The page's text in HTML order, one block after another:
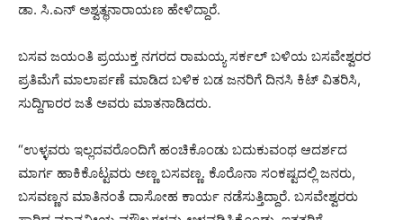
ಡಾ. ಸಿ.ಎನ್‌ ಅಶ್ವತ್ಥನಾರಾಯಣ ಹೇಳಿದ್ದಾರೆ.
ಬಸವ ಜಯಂತಿ ಪ್ರಯುಕ್ತ ನಗರದ ರಾಮಯ್ಯ ಸರ್ಕಲ್‌ ಬಳಿಯ ಬಸವೇಶ್ವರರ
ಪ್ರತಿಮೆಗೆ ಮಾಲಾರ್ಪಣೆ ಮಾಡಿದ ಬಳಿಕ ಬಡ ಜನರಿಗೆ ದಿನಸಿ ಕಿಟ್‌ ವಿತರಿಸಿ,
ಸುದ್ದಿಗಾರರ ಜತೆ ಅವರು ಮಾತನಾಡಿದರು.
“ಉಳ್ಳವರು ಇಲ್ಲದವರೊಂದಿಗೆ ಹಂಚಿಕೊಂಡು ಬದುಕುವಂಥ ಆದರ್ಶದ
ಮಾರ್ಗ ಹಾಕಿಕೊಟ್ಟವರು ಅಣ್ಣ ಬಸವಣ್ಣ. ಕೊರೊನಾ ಸಂಕಷ್ಟದಲ್ಲಿ ಜನರು,
ಬಸವಣ್ಣನ ಮಾತಿನಂತೆ ದಾಸೋಹ ಕಾರ್ಯ ನಡೆಸುತ್ತಿದ್ದಾರೆ. ಬಸವೇಶ್ವರರು